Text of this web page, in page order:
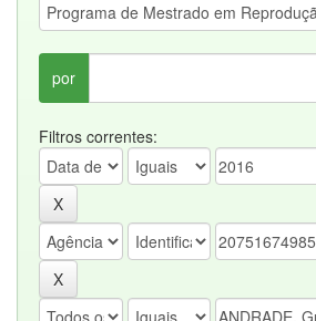
por
Filtros correntes: